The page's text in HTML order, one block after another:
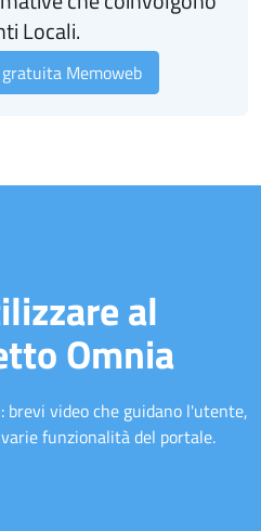
Locali.
Memoweb
al
Omnia
video che guidano l'utente,
funzionalità del portale.